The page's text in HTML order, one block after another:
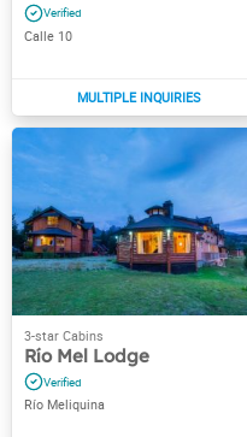
Calle 10
Río Mel Lodge
Río Meliquina